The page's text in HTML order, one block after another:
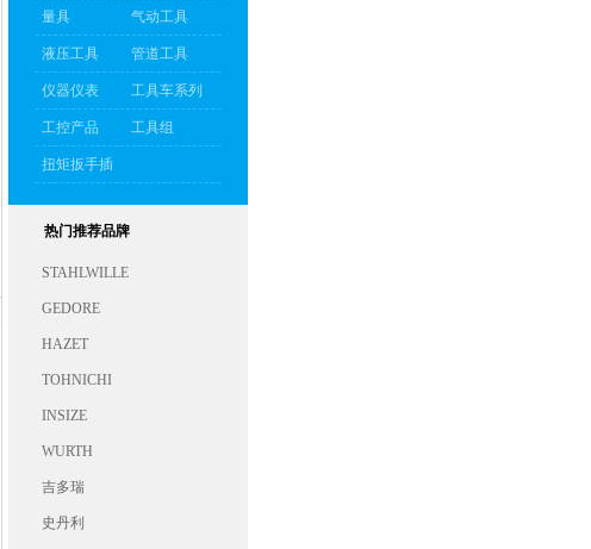
量具 气动工具
液压工具 管道工具
仪器仪表 工具车系列
工控产品 工具组
扭矩扳手插
热门推荐品牌
STAHLWILLE
GEDORE
HAZET
TOHNICHI
INSIZE
WURTH
吉多瑞
史丹利